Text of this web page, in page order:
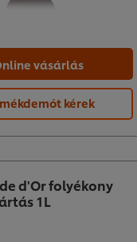
vásárlás
kérek
d'Or folyékony
1L